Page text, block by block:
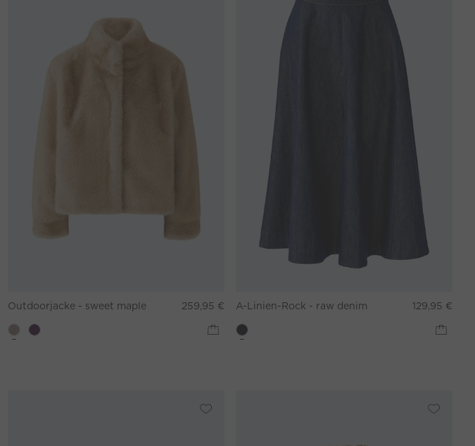
Outdoorjacke - sweet maple 259,95 € A-Linien-Rock - raw denim 129,95 €